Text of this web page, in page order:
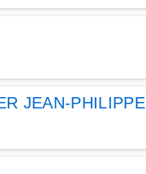
JEAN-PHILIPPE